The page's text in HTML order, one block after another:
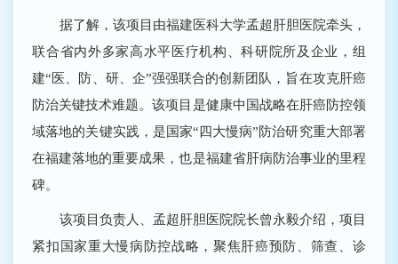
据了解，该项目由福建医科大学孟超肝胆医院牵头，
联合省内外多家高水平医疗机构、科研院所及企业，组
建“医、防、研、企”强强联合的创新团队，旨在攻克肝癌
防治关键技术难题。该项目是健康中国战略在肝癌防控领
域落地的关键实践，是国家“四大慢病”防治研究重大部署
在福建落地的重要成果，也是福建省肝病防治事业的里程
碑。
该项目负责人、孟超肝胆医院院长曾永毅介绍，项目
紧扣国家重大慢病防控战略，聚焦肝癌预防、筛查、诊